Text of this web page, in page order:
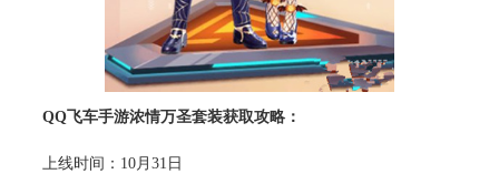
QQ飞车手游浓情万圣套装获取攻略：
上线时间：10月31日